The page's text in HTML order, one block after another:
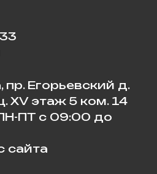
Егорьевский д.
XV этаж 5 ком. 14
ПТ с 09:00 до
сайта